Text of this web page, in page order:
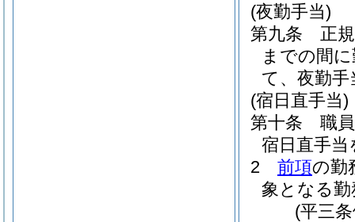
(夜勤手当)
第九条
正
までの間
て、夜勤
(宿日直手当)
第十条
職
宿日直手
2
前項の勤
象となる
(平三